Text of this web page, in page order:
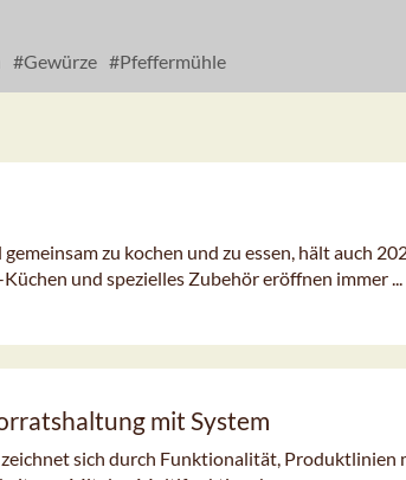
Gewürze Pfeffermühle
zu kochen und zu essen, hält auch
und spezielles Zubehör eröffnen immer ...
mit System
sich durch Funktionalität, Produktlinien